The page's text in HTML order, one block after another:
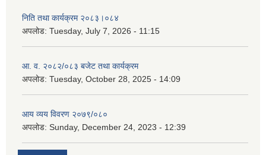
निति तथा कार्यक्रम २०८३।०८४
अपलोड: Tuesday, July 7, 2026 - 11:15
आ. व. २०८२/०८३ बजेट तथा कार्यक्रम
अपलोड: Tuesday, October 28, 2025 - 14:09
आय व्यय विवरण २०७९/०८०
अपलोड: Sunday, December 24, 2023 - 12:39